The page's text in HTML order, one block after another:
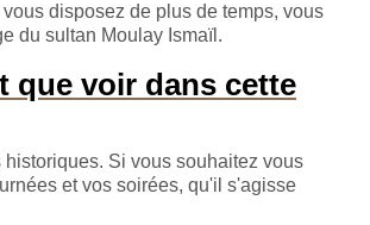
disposez de plus de temps, vous
du sultan Moulay Ismaïl.
que voir dans cette
Si vous souhaitez vous
et vos soirées, qu'il s'agisse